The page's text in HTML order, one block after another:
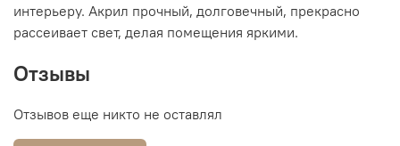
интерьеру. Акрил прочный, долговечный, прекрасно
рассеивает свет, делая помещения яркими.
Отзывы
Отзывов еще никто не оставлял